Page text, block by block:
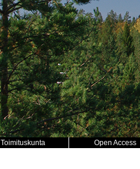
Toimituskunta Open Access